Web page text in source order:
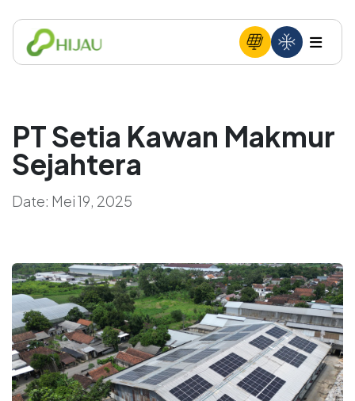
PT Setia Kawan Makmur
Sejahtera
Date: Mei 19, 2025